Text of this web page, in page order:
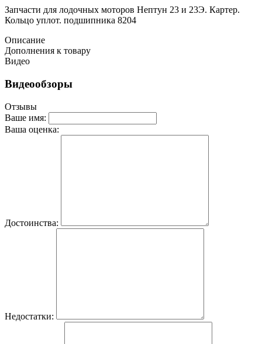
Запчасти для лодочных моторов Нептун 23 и 23Э. Картер.
Кольцо уплот. подшипника 8204
Описание
Дополнения к товару
Видео
Видеообзоры
Отзывы
Ваше имя:
Ваша оценка:
Достоинства:
Недостатки: